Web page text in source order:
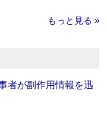
もっと見る »
者が副作用情報を迅